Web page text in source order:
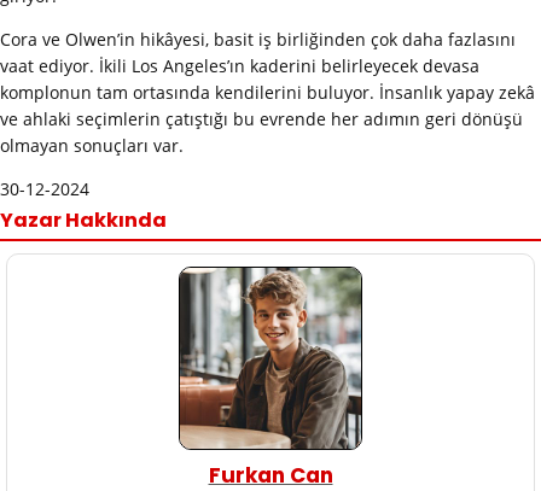
Cora ve Olwen’in hikâyesi, basit iş birliğinden çok daha fazlasını
vaat ediyor. İkili Los Angeles’ın kaderini belirleyecek devasa
komplonun tam ortasında kendilerini buluyor. İnsanlık yapay zekâ
ve ahlaki seçimlerin çatıştığı bu evrende her adımın geri dönüşü
olmayan sonuçları var.
30-12-2024
Yazar Hakkında
Furkan Can